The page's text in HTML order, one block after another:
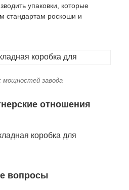
упаковки, которые
стандартам роскоши и
мощностей завода
отношения
вопросы